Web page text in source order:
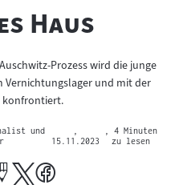
Haus"
Prozess wird die junge
Vernichtungslager und mit der
konfrontiert.
und
15.11.2023
, 4 Minuten
zu lesen